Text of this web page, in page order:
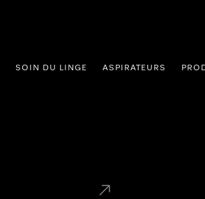
SOIN DU LINGE ASPIRATEURS